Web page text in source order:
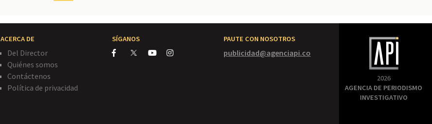
ACERCA DE
Del Director
Quiénes somos
Contáctenos
Política de privacidad
SÍGANOS PAUTE CON NOSOTROS
publicidad@agenciapi.co
2026
AGENCIA DE PERIODISMO
INVESTIGATIVO